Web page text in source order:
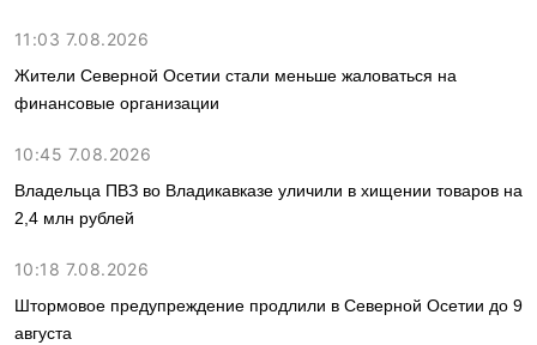
11:03 7.08.2026
Жители Северной Осетии стали меньше жаловаться на
финансовые организации
10:45 7.08.2026
Владельца ПВЗ во Владикавказе уличили в хищении товаров на
2,4 млн рублей
10:18 7.08.2026
Штормовое предупреждение продлили в Северной Осетии до 9
августа